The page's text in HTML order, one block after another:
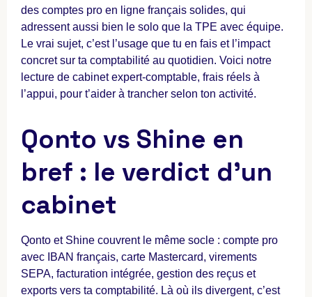
des comptes pro en ligne français solides, qui
adressent aussi bien le solo que la TPE avec équipe.
Le vrai sujet, c’est l’usage que tu en fais et l’impact
concret sur ta comptabilité au quotidien. Voici notre
lecture de cabinet expert-comptable, frais réels à
l’appui, pour t’aider à trancher selon ton activité.
Qonto vs Shine en
bref : le verdict d’un
cabinet
Qonto et Shine couvrent le même socle : compte pro
avec IBAN français, carte Mastercard, virements
SEPA, facturation intégrée, gestion des reçus et
exports vers ta comptabilité. Là où ils divergent, c’est